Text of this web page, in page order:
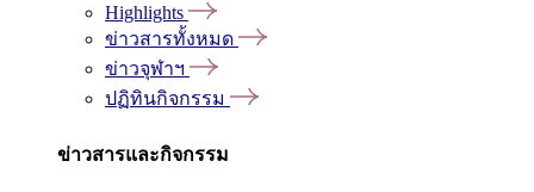
Highlights
ข่าวสารทั้งหมด
ข่าวจุฬาฯ
ปฏิทินกิจกรรม
ข่าวสารและกิจกรรม